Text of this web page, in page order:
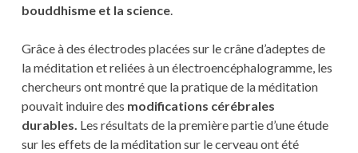
bouddhisme et la science.
Grâce à des électrodes placées sur le crâne d’adeptes de
la méditation et reliées à un électroencéphalogramme, les
chercheurs ont montré que la pratique de la méditation
pouvait induire des modifications cérébrales
durables. Les résultats de la première partie d’une étude
sur les effets de la méditation sur le cerveau ont été